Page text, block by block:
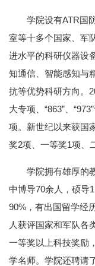
学院设有ATR国
室等十多个国家、军
进水平的科研仪器设
知通信、智能感知与
抗等优势科研方向。
大专项、“863”、
项。新世纪以来获国
奖2项、一等奖1项、
学院拥有雄厚的
中博导70余人，硕导
90%，有出国留学经
人获评国家和军队各
一等奖以上科技奖励
学名师。学院还聘请